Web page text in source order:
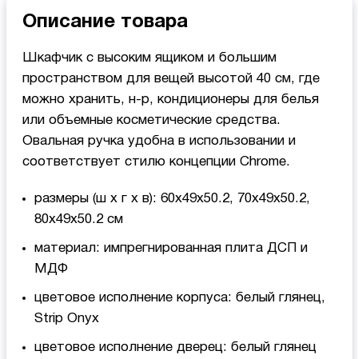
Описание товара
Шкафчик с высоким ящиком и большим
пространством для вещей высотой 40 см, где
можно хранить, н-р, кондиционеры для белья
или объемные косметические средства.
Овальная ручка удобна в использовании и
соответствует стилю концепции Chrome.
размеры (ш x г x в): 60x49x50.2, 70x49x50.2,
80x49x50.2 см
материал: импрегнированная плита ДСП и
МДФ
цветовое исполнение корпуса: белый глянец,
Strip Onyx
цветовое исполнение дверец: белый глянец